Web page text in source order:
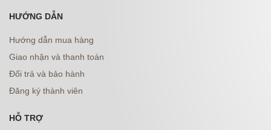
HƯỚNG DẪN
Hướng dẫn mua hàng
Giao nhận và thanh toán
Đổi trả và bảo hành
Đăng ký thành viên
HỖ TRỢ